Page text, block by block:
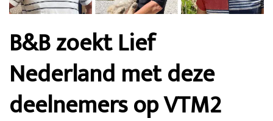
B&B zoekt Lief
Nederland met deze
deelnemers op VTM2